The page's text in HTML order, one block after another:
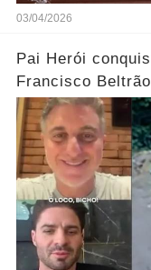
03/04/2026
Pai Herói
Francisco
após vídeo dos